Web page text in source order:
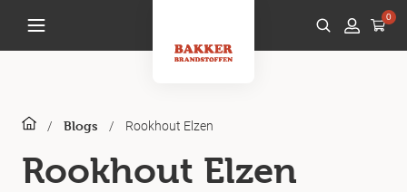
0
/ Blogs / Rookhout Elzen
Rookhout Elzen